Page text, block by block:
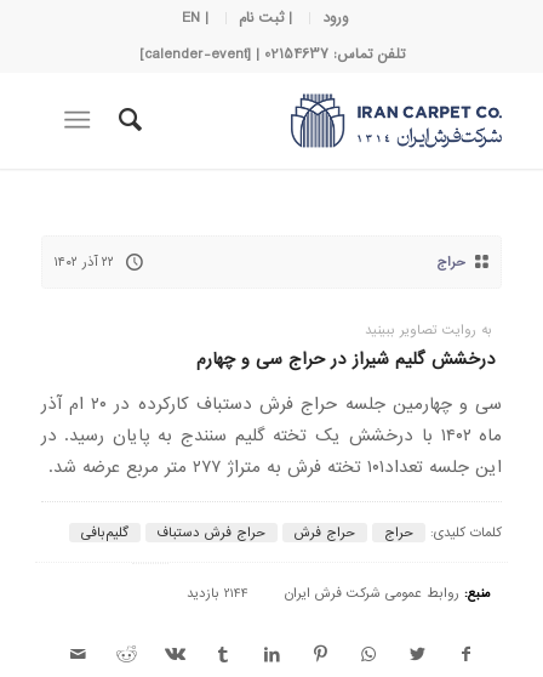
ورود | ثبت نام
| EN
تلفن تماس: 02154637 | [calender-event]
حراج ۲۲ آذر ۱۴۰۲
به روایت تصاویر ببینید
درخشش گلیم شیراز در حراج سی و چهارم
سی و چهارمین جلسه حراج فرش دستباف کارکرده در ۲۰ ام آذر
ماه ۱۴۰۲ با درخشش یک تخته گلیم سنندج به پایان رسید. در
این جلسه تعداد۱۰۱ تخته فرش به متراژ ۲۷۷ متر مربع عرضه شد.
کلمات کلیدی: حراج حراج فرش حراج فرش دستباف گلیم‌بافی
منبع: روابط عمومی شرکت فرش ایران 2144 بازدید